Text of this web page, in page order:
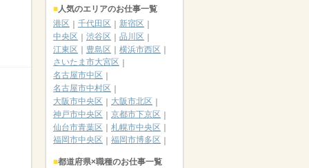
人気のエリアのお仕事一覧
港区
千代田区
新宿区
中央区
渋谷区
品川区
江東区
豊島区
横浜市西区
さいたま市大宮区
名古屋市中区
名古屋市中村区
大阪市中央区
大阪市北区
神戸市中央区
京都市下京区
仙台市青葉区
札幌市中央区
福岡市中央区
福岡市博多区
都道府県×職種のお仕事一覧